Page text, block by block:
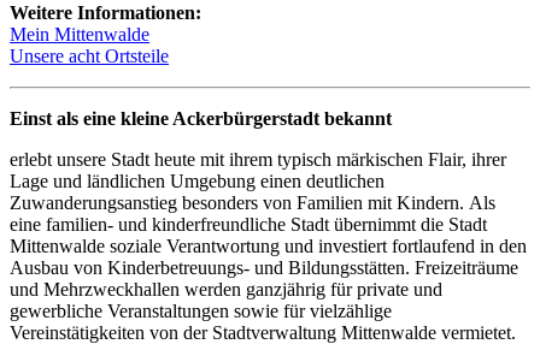
Weitere Informationen:
Mein Mittenwalde
Unsere acht Ortsteile
Einst als eine kleine Ackerbürgerstadt bekannt
erlebt unsere Stadt heute mit ihrem typisch märkischen Flair, ihrer
Lage und ländlichen Umgebung einen deutlichen
Zuwanderungsanstieg besonders von Familien mit Kindern. Als
eine familien- und kinderfreundliche Stadt übernimmt die Stadt
Mittenwalde soziale Verantwortung und investiert fortlaufend in den
Ausbau von Kinderbetreuungs- und Bildungsstätten. Freizeiträume
und Mehrzweckhallen werden ganzjährig für private und
gewerbliche Veranstaltungen sowie für vielzählige
Vereinstätigkeiten von der Stadtverwaltung Mittenwalde vermietet.